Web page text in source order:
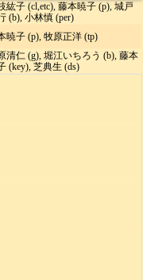
紘子 (cl,etc), 藤本暁子 (p), 城戸
(b), 小林慎 (per)
暁子 (p), 牧原正洋 (tp)
清仁 (g), 堀江いちろう (b), 藤本
(key), 芝典生 (ds)